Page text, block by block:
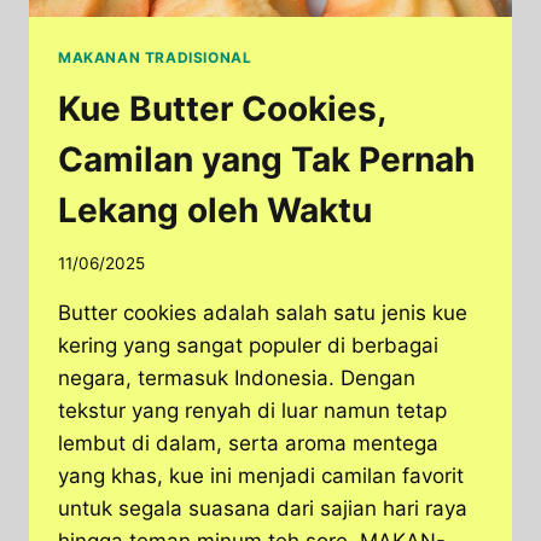
MAKANAN TRADISIONAL
Kue Butter Cookies,
Camilan yang Tak Pernah
Lekang oleh Waktu
11/06/2025
Butter cookies adalah salah satu jenis kue
kering yang sangat populer di berbagai
negara, termasuk Indonesia. Dengan
tekstur yang renyah di luar namun tetap
lembut di dalam, serta aroma mentega
yang khas, kue ini menjadi camilan favorit
untuk segala suasana dari sajian hari raya